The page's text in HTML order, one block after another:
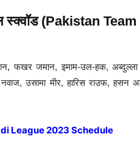
स्क्वॉड (Pakistan
फखर जमान, इमाम-उल-हक, अब्दुल्ला
उसामा मीर, हारिस राउफ, हसन
League 2023 Schedule